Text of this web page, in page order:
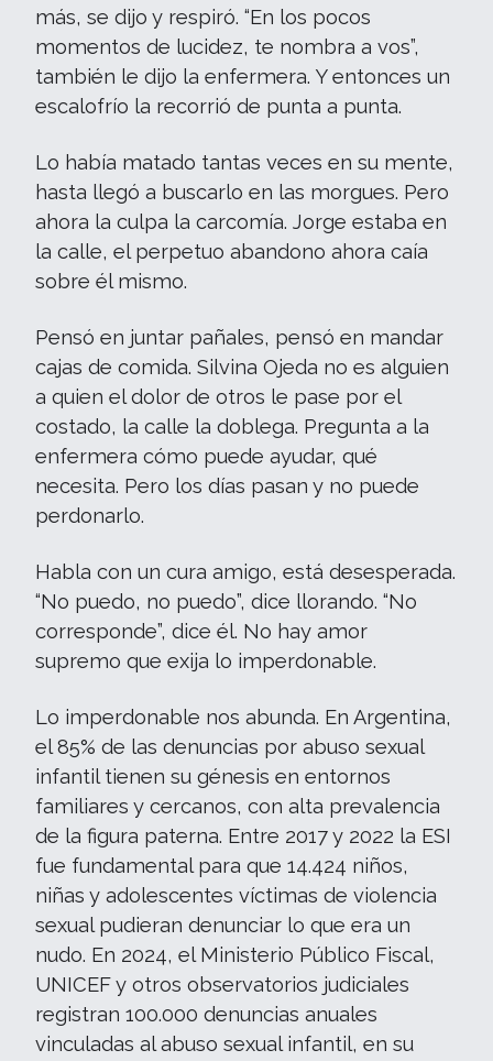
más, se dijo y respiró. “En los pocos
momentos de lucidez, te nombra a vos”,
también le dijo la enfermera. Y entonces un
escalofrío la recorrió de punta a punta.
Lo había matado tantas veces en su mente,
hasta llegó a buscarlo en las morgues. Pero
ahora la culpa la carcomía. Jorge estaba en
la calle, el perpetuo abandono ahora caía
sobre él mismo.
Pensó en juntar pañales, pensó en mandar
cajas de comida. Silvina Ojeda no es alguien
a quien el dolor de otros le pase por el
costado, la calle la doblega. Pregunta a la
enfermera cómo puede ayudar, qué
necesita. Pero los días pasan y no puede
perdonarlo.
Habla con un cura amigo, está desesperada.
“No puedo, no puedo”, dice llorando. “No
corresponde”, dice él. No hay amor
supremo que exija lo imperdonable.
Lo imperdonable nos abunda. En Argentina,
el 85% de las denuncias por abuso sexual
infantil tienen su génesis en entornos
familiares y cercanos, con alta prevalencia
de la figura paterna. Entre 2017 y 2022 la ESI
fue fundamental para que 14.424 niños,
niñas y adolescentes víctimas de violencia
sexual pudieran denunciar lo que era un
nudo. En 2024, el Ministerio Público Fiscal,
UNICEF y otros observatorios judiciales
registran 100.000 denuncias anuales
vinculadas al abuso sexual infantil, en su